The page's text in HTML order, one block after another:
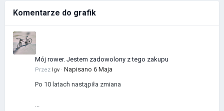
Komentarze do grafik
Mój rower. Jestem zadowolony z tego zakupu
Przez Igv · Napisano 6 Maja
Po 10 latach nastąpiła zmiana